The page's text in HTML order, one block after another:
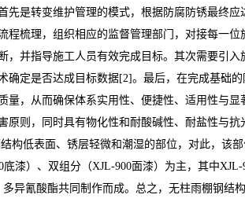
先是转变维护管理的模式，根据防腐防锈最终
程梳理，组织相应的监督管理部门，对接每一
，并指导施工人员有效完成目标。其次需要引
确定是否达成目标数据[2]。最后，在完成基础
量，从而确保体系实用性、便捷性、适用性与
原则，同时具有物化性和耐酸碱性、耐盐性与
构低表面、锈层轻微和潮湿的部位，对此，该
漆）、双组分（XJL-900面漆）为主，其中
异氰酸酯共同制作而成。总之，无柱雨棚钢结